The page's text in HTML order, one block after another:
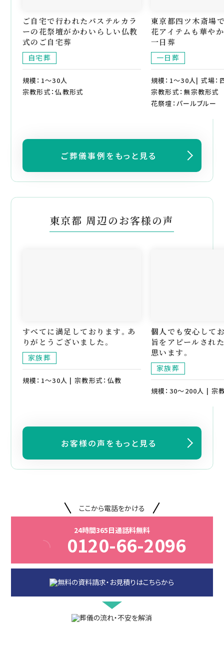
ご自宅で行われたパステルカラ
ーの花祭壇がかわいらしい仏教
式のご自宅葬
自宅葬
規模：1～30人
宗教形式：仏教形式
東京都四ツ木斎場
花アイテムも華や
一日葬
一日葬
規模：1～30人| 式場：
宗教形式：無宗教形式
花祭壇：パールブルー
ご葬儀事例をもっと見る
東京都 周辺のお客様の声
すべてに満足しております。あ
りがとうございました。
家族葬
規模：1～30人 | 宗教形式：仏教
個人でも安心して
旨をアピールされ
思います。
家族葬
規模：30～200人 | 宗
お客様の声をもっと見る
ここから電話をかける
24時間365日通話料無料
0120-66-2096